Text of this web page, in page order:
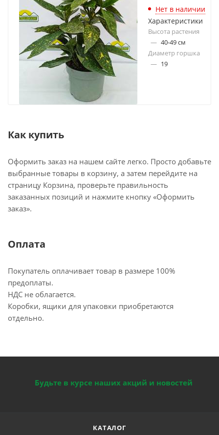
Нет в наличии
Характеристики
Высота растения
— 40-49 см
Диаметр горшка
— 19
Как купить
Оформить заказ на нашем сайте легко. Просто добавьте
выбранные товары в корзину, а затем перейдите на
страницу Корзина, проверьте правильность
заказанных позиций и нажмите кнопку «Оформить
заказ».
Оплата
Покупатель оплачивает товар в размере 100%
предоплаты.
НДС не облагается.
Коробки, ящики для упаковки приобретаются
отдельно.
Будьте в курсе наших акций и новостей
КАТАЛОГ